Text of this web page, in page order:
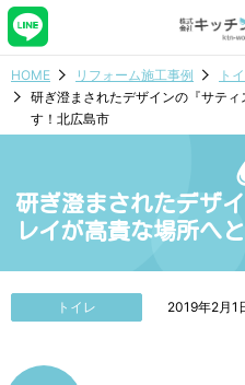
HOME リフォーム施工事例
ト
研ぎ澄まされたデザインの『サテ
す！北広島市
研ぎ澄まされたデザ
レイが高貴な場所へ
トイレ 2019年2月1